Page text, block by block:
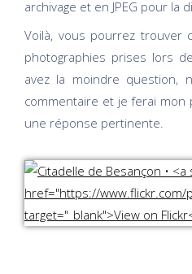
archivage et en JPEG pour la
Voilà, vous pourrez trouver
photographies prises lors
avez la moindre question,
commentaire et je ferai
une réponse pertinente.